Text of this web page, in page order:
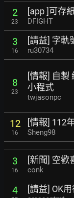
2
23
[app ]可存
DFIGHT
3
16
[請益] 字軌
ru30734
8
23
[情報] 自製
小程式
twjasonpc
12
16
[情報] 112
Sheng98
3
16
[新聞] 空歡
conk
4 [請益] OK